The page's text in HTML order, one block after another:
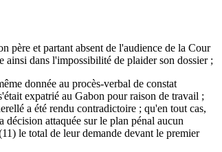
père et partant absent de l'audience de la Cour
ainsi dans l'impossibilité de plaider son dossier ;
donnée au procès-verbal de constat
expatrié au Gabon pour raison de travail ;
a été rendu contradictoire ; qu'en tout cas,
attaquée sur le plan pénal aucun
le total de leur demande devant le premier